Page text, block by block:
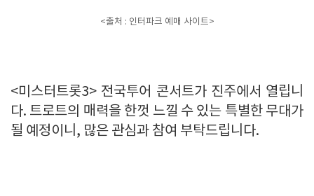
<출처 : 인터파크 예매 사이트>
<미스터트롯3> 전국투어 콘서트가 진주에서 열립니
다. 트로트의 매력을 한껏 느낄 수 있는 특별한 무대가
될 예정이니, 많은 관심과 참여 부탁드립니다.